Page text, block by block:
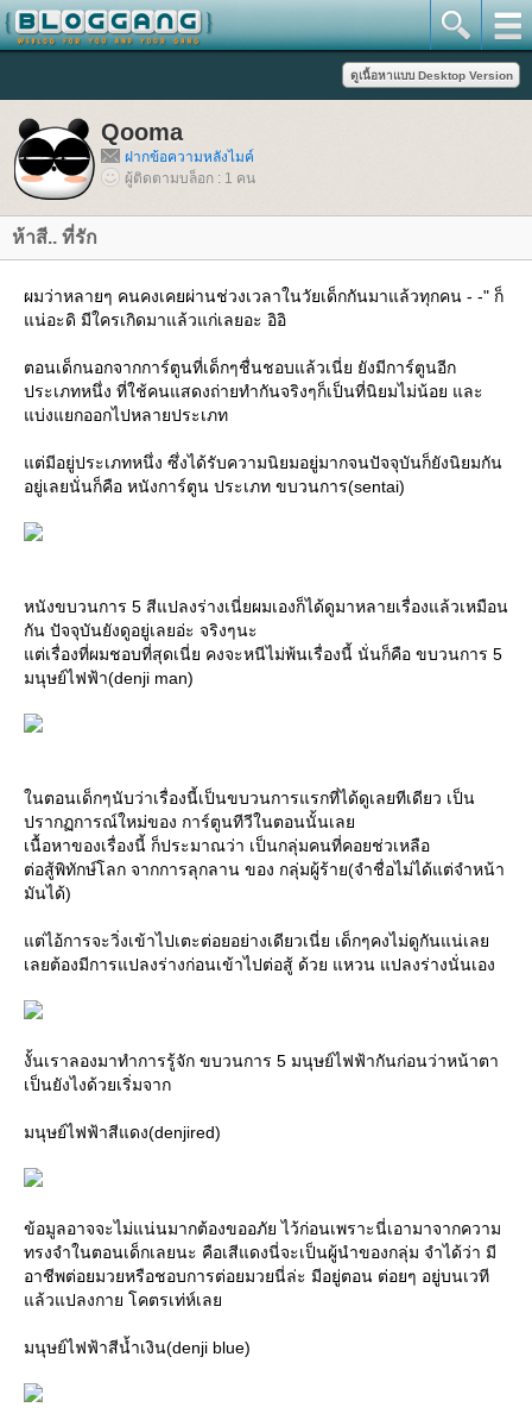
Qooma
ฝากข้อความหลังไมค์
ผู้ติดตามบล็อก : 1 คน
ห้าสี.. ที่รัก
ผมว่าหลายๆ คนคงเคยผ่านช่วงเวลาในวัยเด็กกันมาแล้วทุกคน - -" ก็
น่อะดิ มีใครเกิดมาแล้วแก่เลยอะ อิอิ
ตอนเด็กนอกจากการ์ตูนที่เด็กๆชื่นชอบแล้วเนี่ย ยังมีการ์ตูนอีก
ประเภทหนึ่ง ที่ใช้คนแสดงถ่ายทำกันจริงๆก็เป็นที่นิยมไม่น้อย และ
บ่งแยกออกไปหลายประเภท
ต่มีอยู่ประเภทหนึ่ง ซึ่งได้รับความนิยมอยู่มากจนปัจจุบันก็ยังนิยมกัน
อยู่เลยนั่นก็คือ หนังการ์ตูน ประเภท ขบวนการ(sentai)
หนังขบวนการ 5 สีแปลงร่างเนี่ยผมเองก็ได้ดูมาหลายเรื่องแล้วเหมือน
กัน ปัจจุบันยังดูอยู่เลยอ่ะ จริงๆนะ
ต่เรื่องที่ผมชอบที่สุดเนี่ย คงจะหนีไม่พ้นเรื่องนี้ นั่นก็คือ ขบวนการ 5
มนุษย์ไฟฟ้า(denji man)
นตอนเด็กๆนับว่าเรื่องนี้เป็นขบวนการแรกที่ได้ดูเลยทีเดียว เป็น
ปรากฏการณ์ใหม่ของ การ์ตูนทีวีในตอนนั้นเล
เนื้อหาของเรื่องนี้ ก็ประมาณว่า เป็นกลุ่มคนที่คอยช่วเหลือ
ต่อสู้พิทักษ์โลก จากการลุกลาน ของ กลุ่มผู้ร้าย(จำชื่อไม่ได้แต่จำหน้า
มันได้)
ต่ไอ้การจะวิ่งเข้าไปเตะต่อยอย่างเดียวเนี่ย เด็กๆคงไม่ดูกันแน่เล
เลยต้องมีการแปลงร่างก่อนเข้าไปต่อสู้ ด้วย แหวน แปลงร่างนั่นเอง
งั้นเราลองมาทำการรู้จัก ขบวนการ 5 มนุษย์ไฟฟ้ากันก่อนว่าหน้าตา
เป็นยังไงด้วยเริ่มจาก
มนุษย์ไฟฟ้าสีแดง(denjired)
ข้อมูลอาจจะไม่แน่นมากต้องขออภัย ไว้ก่อนเพราะนี่เอามาจากความ
ทรงจำในตอนเด็กเลยนะ คือเสีแดงนี่จะเป็นผู้นำของกลุ่ม จำได้ว่า มี
อาชีพต่อยมวยหรือชอบการต่อยมวยนี่ล่ะ มีอยู่ตอน ต่อยๆ อยู่บนเวที
ล้วแปลงกาย โคตรเท่ห์เล
มนุษย์ไฟฟ้าสีน้ำเงิน(denji blue)